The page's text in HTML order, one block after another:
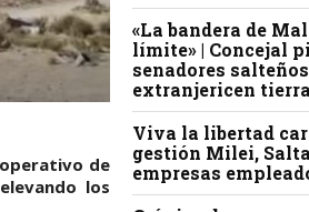
de
los
«La bandera de
límite» | Concejal
senadores
extranjericen
Viva la libertad
gestión Milei,
empresas